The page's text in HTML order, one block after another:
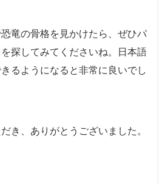
竜の骨格を見かけたら、ぜひパ
探してみてくださいね。日本語
るようになると非常に良いでし
き、ありがとうございました。